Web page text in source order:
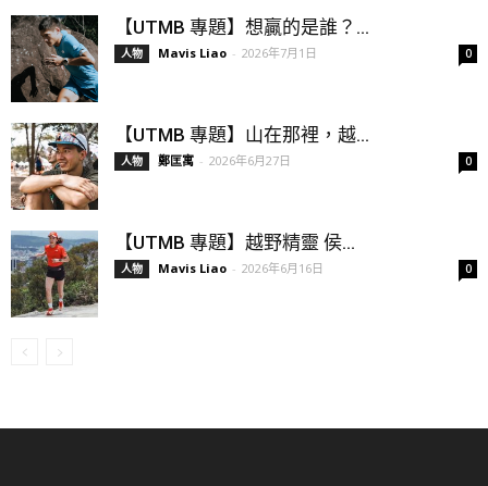
【UTMB 專題】想贏的是誰？...
人物 Mavis Liao - 2026年7月1日 0
【UTMB 專題】山在那裡，越...
人物 鄭匡寓 - 2026年6月27日 0
【UTMB 專題】越野精靈 侯...
人物 Mavis Liao - 2026年6月16日 0